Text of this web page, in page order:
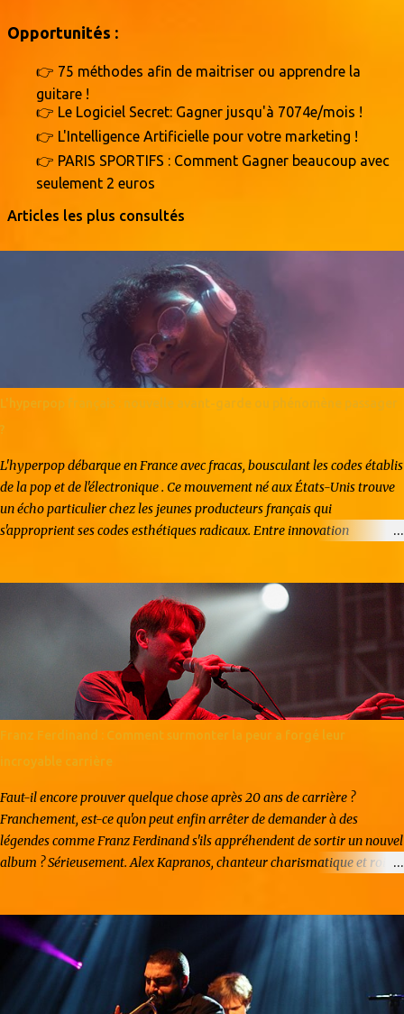
Opportunités :
👉 75 méthodes afin de maitriser ou apprendre la
guitare !
👉 Le Logiciel Secret: Gagner jusqu'à 7074e/mois !
👉 L'Intelligence Artificielle pour votre marketing !
👉 PARIS SPORTIFS : Comment Gagner beaucoup avec
seulement 2 euros
Articles les plus consultés
L'hyperpop français : nouvelle avant-garde ou phénomène passager
?
L'hyperpop débarque en France avec fracas, bousculant les codes établis
de la pop et de l'électronique . Ce mouvement né aux États-Unis trouve
un écho particulier chez les jeunes producteurs français qui
s'approprient ses codes esthétiques radicaux. Entre innovation
mouvement L'hyperpop naît dans la sphère underground américaine
au milieu des années 2010, popularisé par le collectif PC Music et des
artistes comme 100 gecs ou Sophie. Le genre se caractérise par une
esthétique volontairement excessive : saturations extrêmes, voix pitch-
shiftées jusqu'à l'absurde, mélodies pop déformées et tempos
frénétiques. En France, ce mouvement émerge vers 2020 avec une
nouvelle génération d'artistes formés au digital. Contrairement à leurs
homologues anglo-saxons, les producteurs français intègrent des
influence...
Franz Ferdinand : Comment surmonter la peur a forgé leur
incroyable carrière
Faut-il encore prouver quelque chose après 20 ans de carrière ?
Franchement, est-ce qu'on peut enfin arrêter de demander à des
légendes comme Franz Ferdinand s'ils appréhendent de sortir un nouvel
album ? Sérieusement. Alex Kapranos, chanteur charismatique et roi
écossaise, un grand "non". Pas de peur, pas de stress. Juste du pur plaisir
brut. Vous vous rappelez la claque que vous avez prise en 2004 avec le
légendaire Take Me Out ? Ces mecs ont littéralement redéfini ce que
cool veut dire en musique. Et pourtant, après plus de vingt ans de